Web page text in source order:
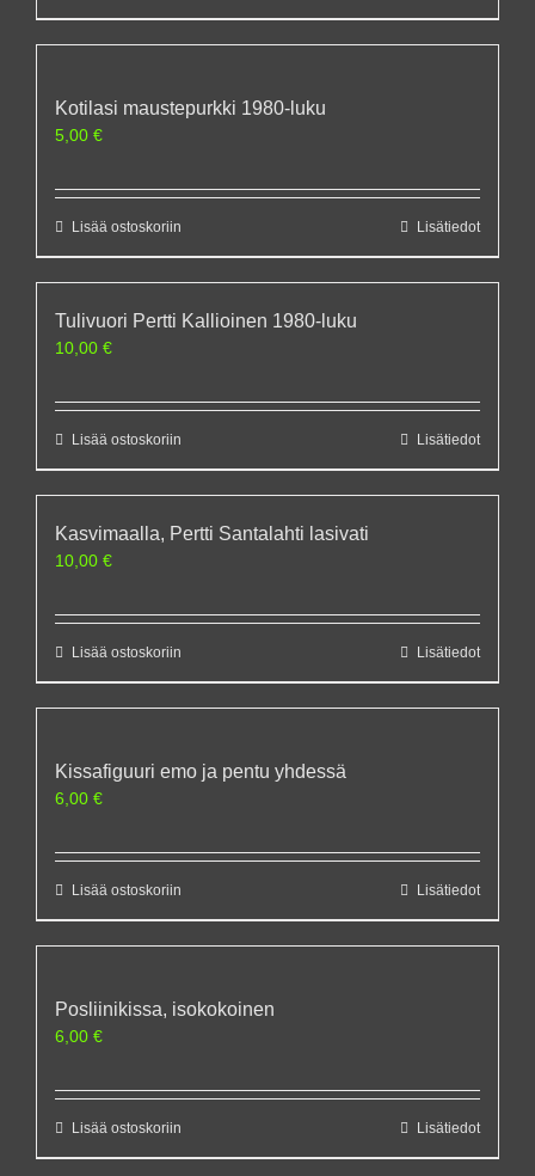
Kotilasi maustepurkki 1980-luku
5,00 €
Lisää ostoskoriin Lisätiedot
Tulivuori Pertti Kallioinen 1980-luku
10,00 €
Lisää ostoskoriin Lisätiedot
Kasvimaalla, Pertti Santalahti lasivati
10,00 €
Lisää ostoskoriin Lisätiedot
Kissafiguuri emo ja pentu yhdessä
6,00 €
Lisää ostoskoriin Lisätiedot
Posliinikissa, isokokoinen
6,00 €
Lisää ostoskoriin Lisätiedot